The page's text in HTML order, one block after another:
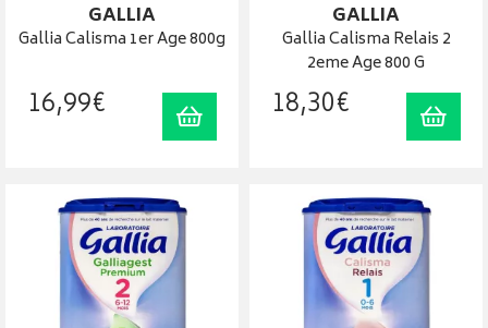
GALLIA
Gallia Calisma 1er Age 800g
16,99€ Ajouter au panier
GALLIA
Gallia Calisma Relais 2
2eme Age 800 G
18,30€